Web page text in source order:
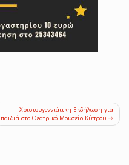
Χριστουγεννιάτικη Εκδήλωση για
παιδιά στο Θεατρικό Μουσείο Κύπρου